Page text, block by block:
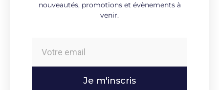
nouveautés, promotions et évènements à
venir.
Je m'inscris